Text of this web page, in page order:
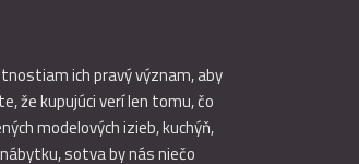
ich pravý význam, aby
že kupujúci verí len tomu, čo
modelových izieb, kuchýň,
sotva by nás niečo